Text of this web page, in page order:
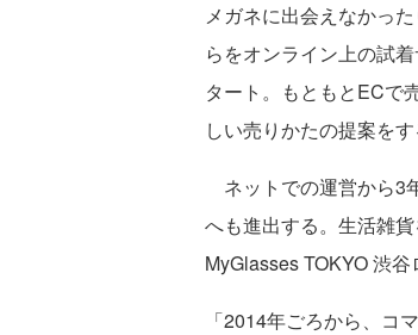
メガネに出会えなかっ
らをオンライン上の試
タート。もともとECで
しい売りかたの提案を
ネットでの運営から3
へも進出する。生活雑
MyGlasses TOKYO 渋谷
「2014年ごろから、コ